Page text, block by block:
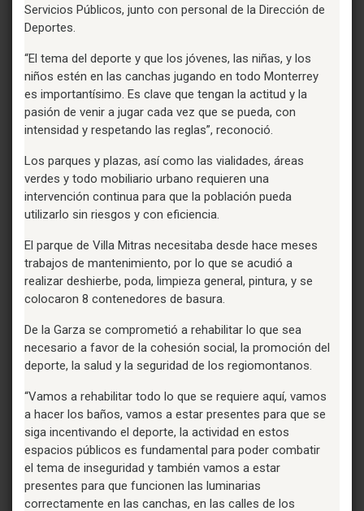
Servicios Públicos, junto con personal de la Dirección de
Deportes.
“El tema del deporte y que los jóvenes, las niñas, y los
niños estén en las canchas jugando en todo Monterrey
es importantísimo. Es clave que tengan la actitud y la
pasión de venir a jugar cada vez que se pueda, con
intensidad y respetando las reglas”, reconoció.
Los parques y plazas, así como las vialidades, áreas
verdes y todo mobiliario urbano requieren una
intervención continua para que la población pueda
utilizarlo sin riesgos y con eficiencia.
El parque de Villa Mitras necesitaba desde hace meses
trabajos de mantenimiento, por lo que se acudió a
realizar deshierbe, poda, limpieza general, pintura, y se
colocaron 8 contenedores de basura.
De la Garza se comprometió a rehabilitar lo que sea
necesario a favor de la cohesión social, la promoción del
deporte, la salud y la seguridad de los regiomontanos.
“Vamos a rehabilitar todo lo que se requiere aquí, vamos
a hacer los baños, vamos a estar presentes para que se
siga incentivando el deporte, la actividad en estos
espacios públicos es fundamental para poder combatir
el tema de inseguridad y también vamos a estar
presentes para que funcionen las luminarias
correctamente en las canchas, en las calles de los